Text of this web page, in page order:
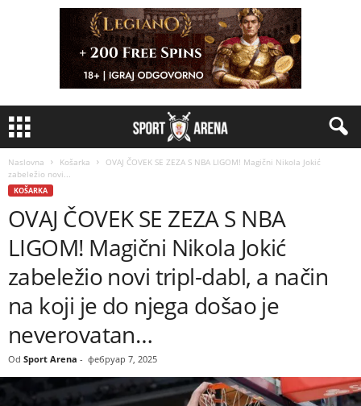
Naslovna Košarka
OVAJ ČOVEK SE ZEZA S NBA LIGOM! Magični Nikola Jokić
zabeležio novi...
KOŠARKA
OVAJ ČOVEK SE ZEZA S NBA
LIGOM! Magični Nikola Jokić
zabeležio novi tripl-dabl, a način
na koji je do njega došao je
neverovatan…
Od Sport Arena - фебруар 7, 2025